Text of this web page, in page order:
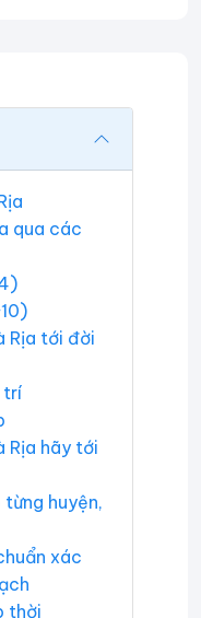
qua các
Rịa tới đời
trí
Rịa hãy tới
huyện,
xác
thời